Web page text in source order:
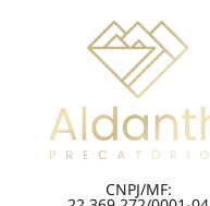
CNPJ/MF: